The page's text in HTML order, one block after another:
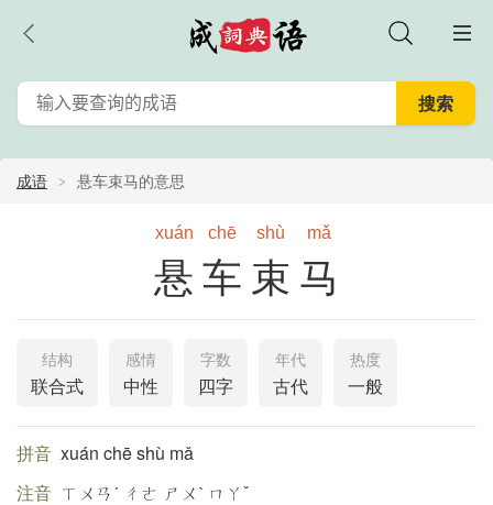
成语 悬车束马的意思
xuán chē shù mǎ
悬车束马
结构
联合式
感情
中性
字数
四字
年代
古代
热度
一般
拼音 xuán chē shù mǎ
注音 ㄒㄨㄢˊ ㄔㄜ ㄕㄨˋ ㄇㄚˇ